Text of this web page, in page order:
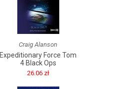
Craig Alanson
Expeditionary Force Tom
4 Black Ops
26.06 zł